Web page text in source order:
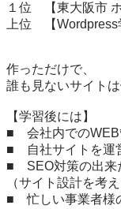
１位　【東大阪市
上位　【Wordpress
作っただけで、
誰も見ないサイトは
【学習後には】
■　会社内での
■　自社サイトを運
■　SEO対策の出
（サイト設計を考え
■　忙しい事業者様